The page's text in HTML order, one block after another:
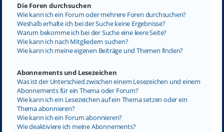
Die Foren durchsuchen
Wie kann ich ein Forum oder mehrere Foren durchsuchen?
Weshalb erhalte ich bei der Suche keine Ergebnisse?
Warum bekomme ich bei der Suche eine leere Seite?
Wie kann ich nach Mitgliedern suchen?
Wie kann ich meine eigenen Beiträge und Themen finden?
Abonnements und Lesezeichen
Was ist der Unterschied zwischen einem Lesezeichen und einem
Abonnements für ein Thema oder Forum?
Wie kann ich ein Lesezeichen auf ein Thema setzen oder ein
Thema abonnieren?
Wie kann ich ein Forum abonnieren?
Wie deaktiviere ich meine Abonnements?